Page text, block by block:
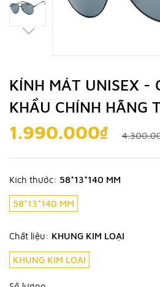
KÍNH MÁT UNISEX -
KHẨU CHÍNH HÃNG
1.990.000₫
Kích thước: 58*13*140 MM
58*13*140 MM
Chất liệu: KHUNG KIM LOẠI
KHUNG KIM LOẠI